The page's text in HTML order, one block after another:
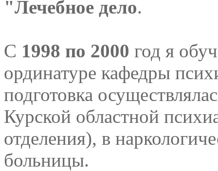
"Лечебное дело.
С 1998 по 2000 год я
ординатуре кафедры
подготовка
Курской областной
отделения), в
больницы.